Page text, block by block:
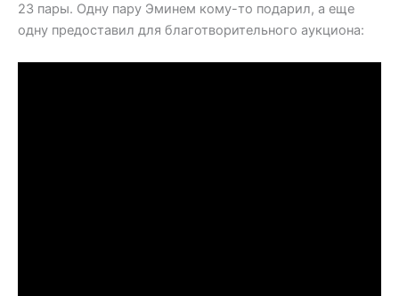
23 пары. Одну пару Эминем кому-то подарил, а еще
одну предоставил для благотворительного аукциона: